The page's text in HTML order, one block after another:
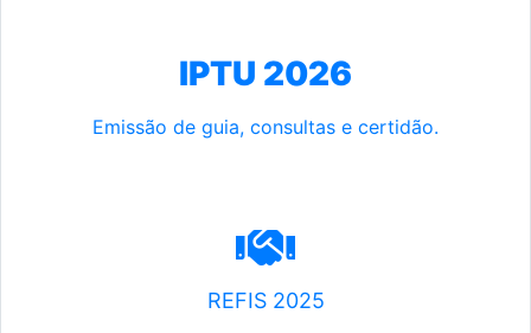
IPTU 2026
Emissão de guia, consultas e certidão.
REFIS 2025